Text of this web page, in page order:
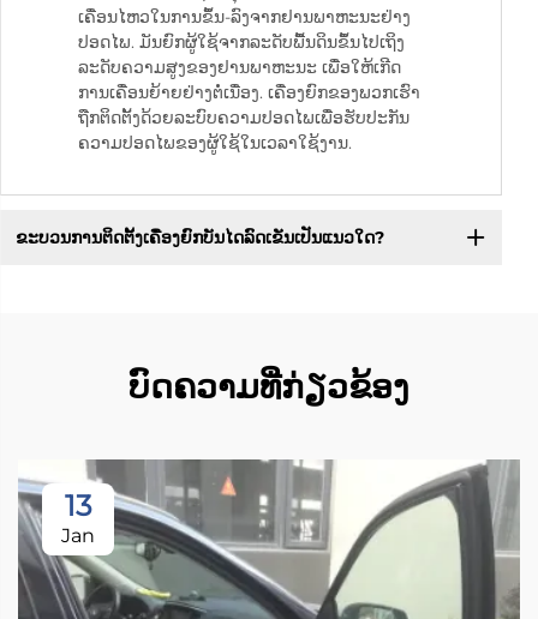
ເຄື່ອນໄຫວໃນການຂຶ້ນ-ລົງຈາກຢານພາຫະນະຢ່າງ
ປອດໄພ. ມັນຍົກຜູ້ໃຊ້ຈາກລະດັບພື້ນດິນຂຶ້ນໄປເຖິງ
ລະດັບຄວາມສູງຂອງຢານພາຫະນະ ເພື່ອໃຫ້ເກີດ
ການເຄື່ອນຍ້າຍຢ່າງຕໍ່ເນື່ອງ. ເຄື່ອງຍົກຂອງພວກເຮົາ
ຖືກຕິດຕັ້ງດ້ວຍລະບົບຄວາມປອດໄພເພື່ອຮັບປະກັນ
ຄວາມປອດໄພຂອງຜູ້ໃຊ້ໃນເວລາໃຊ້ງານ.
ຂະບວນການຕິດຕັ້ງເຄື່ອງຍົກບັນໄດລົດເຂັນເປັນແນວໃດ?
ບົດຄວາມທີ່ກ່ຽວຂ້ອງ
13
Jan